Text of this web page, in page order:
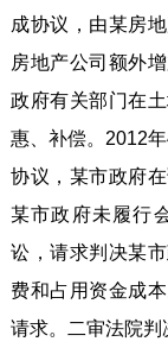
成协议，由某房
房地产公司额外
政府有关部门在
惠、补偿。2012
协议，某市政府
某市政府未履行
讼，请求判决某
费和占用资金成
请求。二审法院判